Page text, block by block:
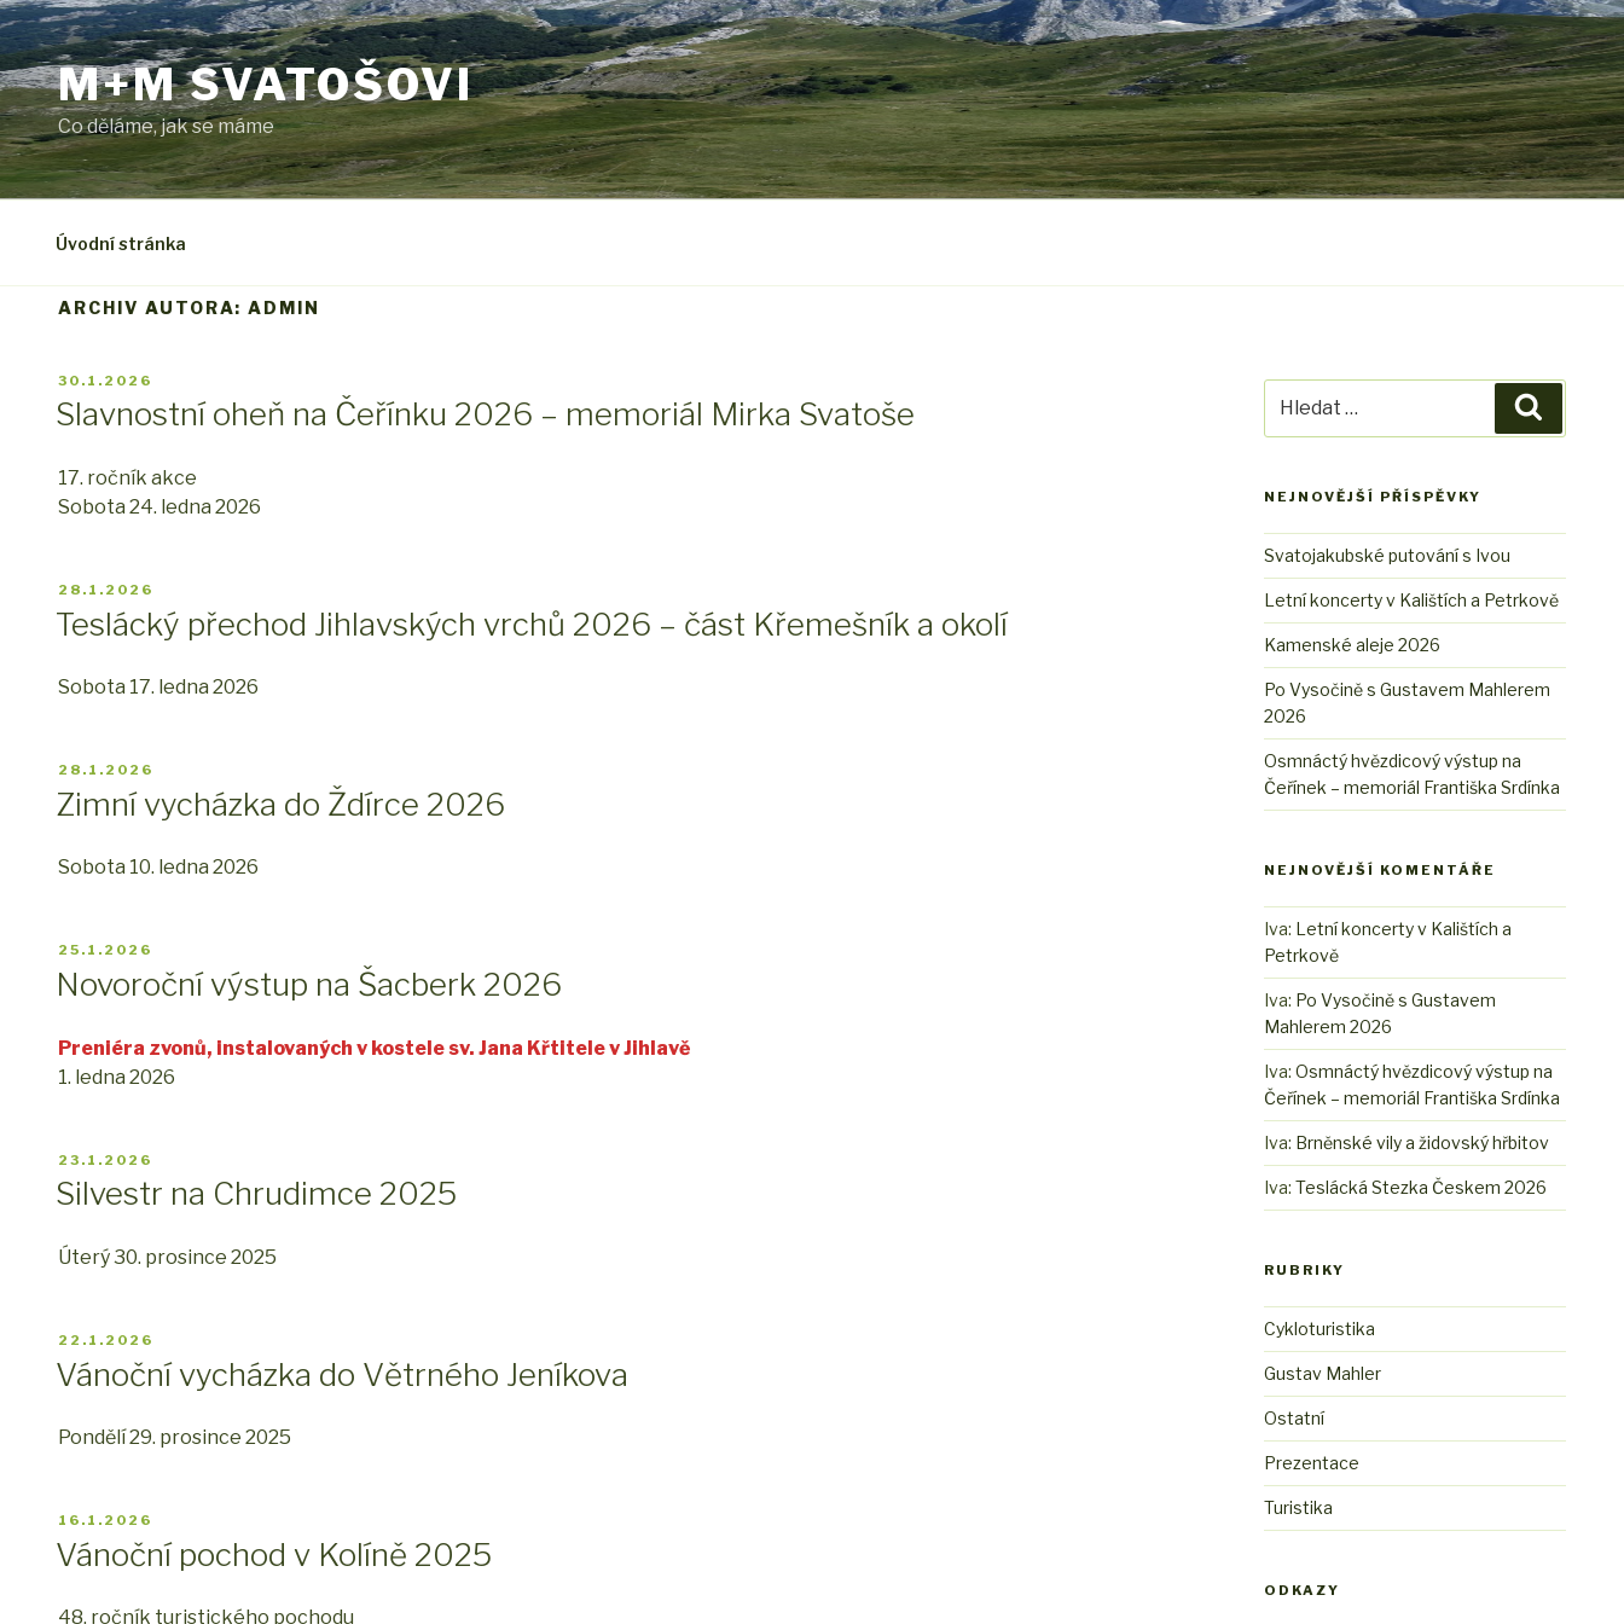
Přejít
k
obsahu
webu M+M SVATOŠOVI
Co děláme, jak se máme
Úvodní stránka
ARCHIV AUTORA:ADMIN
PUBLIKOVÁNO
30.1.2026
Slavnostní oheň na Čeřínku 2026 – memoriál Mirka Svatoše
17. ročník akce
Sobota 24. ledna 2026
PUBLIKOVÁNO
28.1.2026
Teslácký přechod Jihlavských vrchů 2026 – část Křemešník a okolí
Sobota 17. ledna 2026
PUBLIKOVÁNO
28.1.2026
Zimní vycházka do Ždírce 2026
Sobota 10. ledna 2026
PUBLIKOVÁNO
25.1.2026
Novoroční výstup na Šacberk 2026
Preniéra zvonů, instalovaných v kostele sv. Jana Křtitele v Jihlavě
1. ledna 2026
PUBLIKOVÁNO
23.1.2026
Silvestr na Chrudimce 2025
Úterý 30. prosince 2025
PUBLIKOVÁNO
22.1.2026
Vánoční vycházka do Větrného Jeníkova
Pondělí 29. prosince 2025
PUBLIKOVÁNO
16.1.2026
Vánoční pochod v Kolíně 2025
48. ročník turistického pochodu
NEJNOVĚJŠÍ PŘÍSPĚVKY
Svatojakubské putování s Ivou
Letní koncerty v Kalištích a Petrkově
Kamenské aleje 2026
Po Vysočině s Gustavem Mahlerem
2026
Osmnáctý hvězdicový výstup na
Čeřínek – memoriál Františka Srdínka
NEJNOVĚJŠÍ KOMENTÁŘE
Iva: Letní koncerty v Kalištích a
Petrkově
Iva: Po Vysočině s Gustavem
Mahlerem 2026
Iva:Osmnáctý hvězdicový výstup na
Čeřínek – memoriál Františka Srdínka
Iva: Brněnské vily a židovský hřbitov
Iva:Teslácká Stezka Českem 2026
RUBRIKY
Cykloturistika
Gustav Mahler
Ostatní
Prezentace
Turistika
ODKAZY